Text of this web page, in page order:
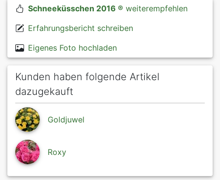
Schneeküsschen 2016 ® weiterempfehlen
Erfahrungsbericht schreiben
Eigenes Foto hochladen
Kunden haben folgende Artikel
dazugekauft
Goldjuwel
Roxy